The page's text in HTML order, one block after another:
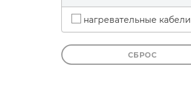
нагревательные кабели
СБРОС